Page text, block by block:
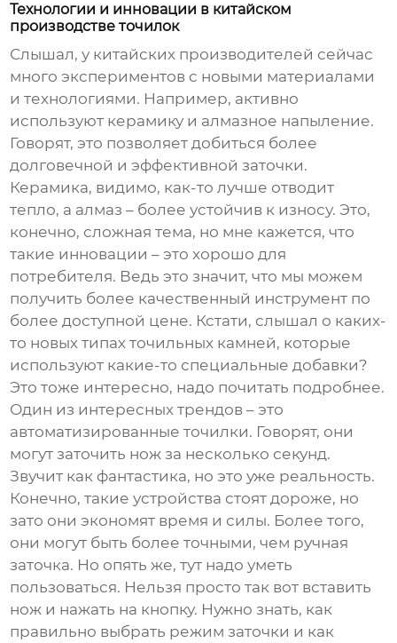
Технологии и инновации в китайском
производстве точилок
Слышал, у китайских производителей сейчас
много экспериментов с новыми материалами
и технологиями. Например, активно
используют керамику и алмазное напыление.
Говорят, это позволяет добиться более
долговечной и эффективной заточки.
Керамика, видимо, как-то лучше отводит
тепло, а алмаз – более устойчив к износу. Это,
конечно, сложная тема, но мне кажется, что
такие инновации – это хорошо для
потребителя. Ведь это значит, что мы можем
получить более качественный инструмент по
более доступной цене. Кстати, слышал о каких-
то новых типах точильных камней, которые
используют какие-то специальные добавки?
Это тоже интересно, надо почитать подробнее.
Один из интересных трендов – это
автоматизированные точилки. Говорят, они
могут заточить нож за несколько секунд.
Звучит как фантастика, но это уже реальность.
Конечно, такие устройства стоят дороже, но
зато они экономят время и силы. Более того,
они могут быть более точными, чем ручная
заточка. Но опять же, тут надо уметь
пользоваться. Нельзя просто так вот вставить
нож и нажать на кнопку. Нужно знать, как
правильно выбрать режим заточки и как